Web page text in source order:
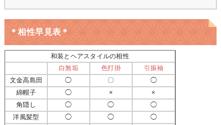
＊相性早見表＊
和装とヘアスタイルの相性
白無垢
色打掛
引振袖
文金高島田
◯ 〇
◯
綿帽子
◯ ×
×
角隠し
◯ ◯
◯
洋風髪型
◯ ◯
◯